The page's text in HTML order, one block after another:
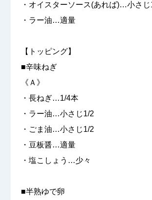
・オイスターソース(あれば)…小さじ
・ラー油…適量
【トッピング】
■辛味ねぎ
《Ａ》
・長ねぎ…1/4本
・ラー油…小さじ1/2
・ごま油…小さじ1/2
・豆板醤…適量
・塩こしょう…少々
■半熟ゆで卵